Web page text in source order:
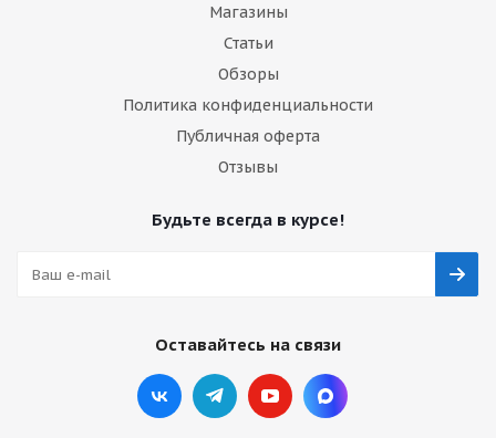
Магазины
Статьи
Обзоры
Политика конфиденциальности
Публичная оферта
Отзывы
Будьте всегда в курсе!
Оставайтесь на связи